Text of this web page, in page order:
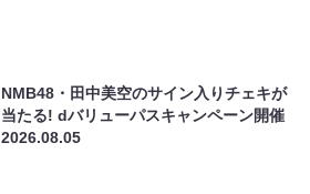
NMB48・田中美空のサイン入りチェキが
当たる! dバリューパスキャンペーン開催
2026.08.05